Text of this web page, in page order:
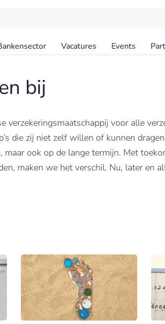
Vacatures Events
bij
verzekeringsmaatschappij voor alle
die zij niet zelf willen of kunnen
maar ook op de lange termijn. Met
maken we het verschil. Nu, later en